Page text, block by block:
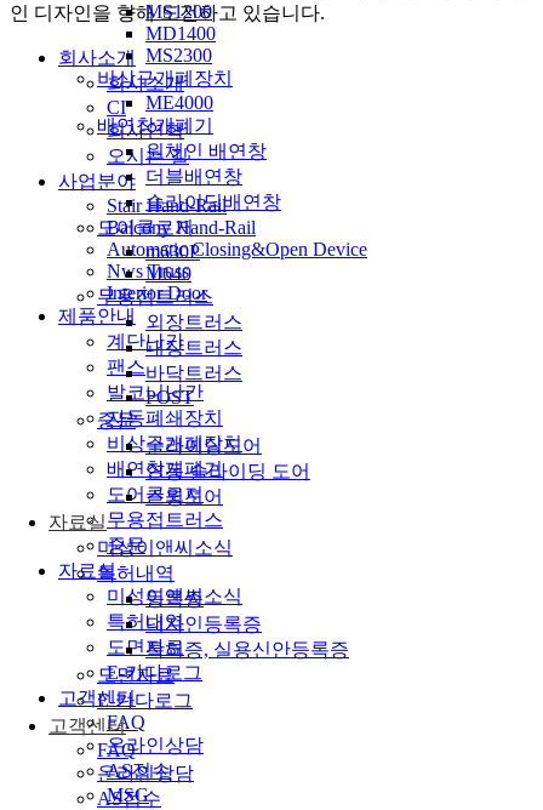
MS1200
MD1400
MS2300
비상구개폐장치
ME4000
배연창개폐기
원체인 배연창
더블배연창
슬라이딩배연창
도어클로저
m630P
M640
무용접트러스
외장트러스
내장트러스
바닥트러스
POST
중문
슬라이딩도어
연동 슬라이딩 도어
스윙도어
자료실
미성이앤씨소식
특허내역
등록증
디자인등록증
특허증, 실용신안등록증
도면자료
E-카다로그
고객센터
FAQ
온라인상담
AS접수
인 디자인을 향해 도전하고 있습니다.
회사소개
회사소개
CI
회사연혁
오시는 길
사업분야
Stair Hand-Rail
Balcony Hand-Rail
Automatic Closing&Open Device
Nws Truss
Interior Door
제품안내
계단난간
팬스
발코니난간
자동폐쇄장치
비상구개폐장치
배연창개폐기
도어클로저
무용접트러스
중문
자료실
미성이앤씨소식
특허내역
도면자료
E-카다로그
고객센터
FAQ
온라인상담
AS접수
MSG